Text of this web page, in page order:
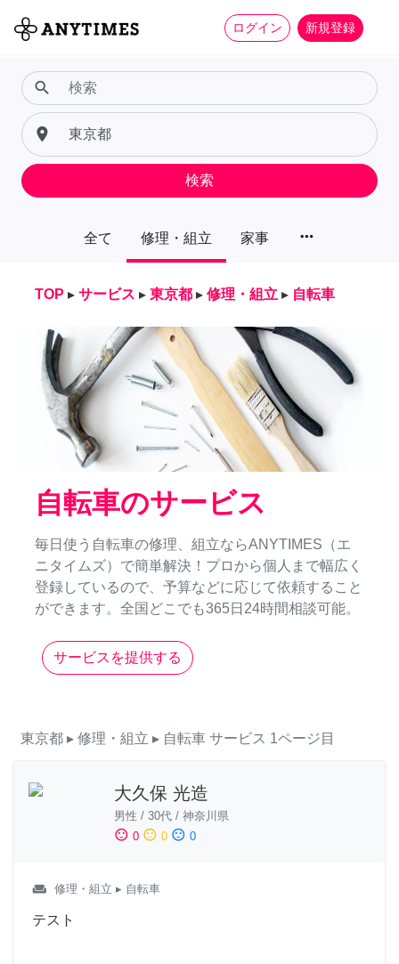
ログイン 新規登録
全て 修理・組立 家事 more_horiz
search
place
検索
TOP ▸ サービス ▸ 東京都 ▸ 修理・組立 ▸ 自転車
自転車のサービス
毎日使う自転車の修理、組立ならANYTIMES（エ
ニタイムズ）で簡単解決！プロから個人まで幅広く
登録しているので、予算などに応じて依頼すること
ができます。全国どこでも365日24時間相談可能。
サービスを提供する
東京都 ▸ 修理・組立 ▸ 自転車 サービス 1ページ目
大久保 光造
男性 / 30代 / 神奈川県
sentiment_satisfied 0 sentiment_neutral 0 sentiment_dissatisfied 0
weekend 修理・組立 ▸ 自転車
テスト